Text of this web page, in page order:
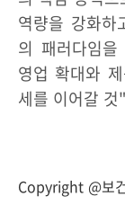
역량을 강화
의 패러다임
영업 확대와
세를 이어갈
Copyright @보